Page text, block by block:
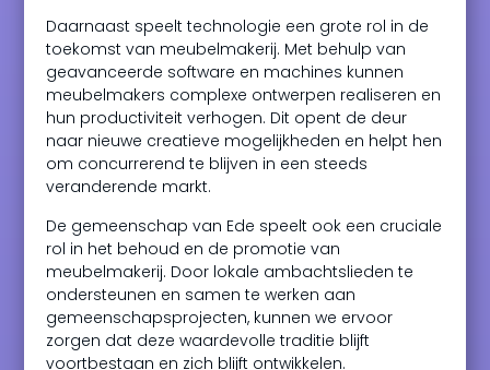
Daarnaast speelt technologie een grote rol in de
toekomst van meubelmakerij. Met behulp van
geavanceerde software en machines kunnen
meubelmakers complexe ontwerpen realiseren en
hun productiviteit verhogen. Dit opent de deur
naar nieuwe creatieve mogelijkheden en helpt hen
om concurrerend te blijven in een steeds
veranderende markt.
De gemeenschap van Ede speelt ook een cruciale
rol in het behoud en de promotie van
meubelmakerij. Door lokale ambachtslieden te
ondersteunen en samen te werken aan
gemeenschapsprojecten, kunnen we ervoor
zorgen dat deze waardevolle traditie blijft
voortbestaan en zich blijft ontwikkelen.